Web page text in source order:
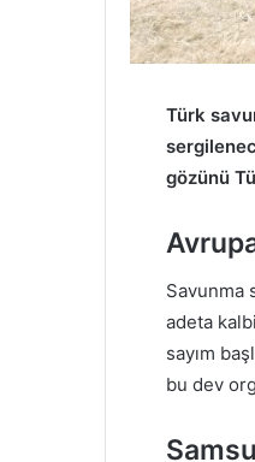
Türk
gözünü
Savunma
adeta
sayım
bu dev